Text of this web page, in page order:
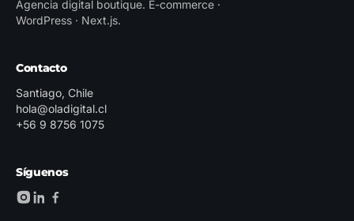
Agencia digital boutique. E-commerce ·
WordPress · Next.js.
Contacto
Santiago, Chile
hola@oladigital.cl
+56 9 8756 1075
Síguenos